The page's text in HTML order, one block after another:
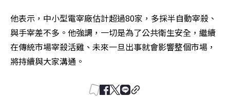
他表示，中小型電宰廠估計超過80家，多採半自動宰殺、
與手宰差不多。他強調，一切是為了公共衛生安全，繼續
在傳統市場宰殺活雞、未來一旦出事就會影響整個市場，
將持續與大家溝通。